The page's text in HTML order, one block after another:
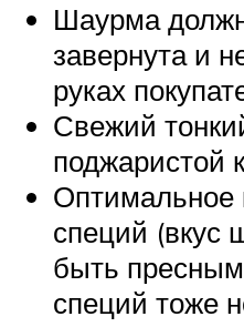
Шаурма
завернута и
руках
Свежий
поджаристой
Оптимальное
специй (вкус
быть
специй тоже